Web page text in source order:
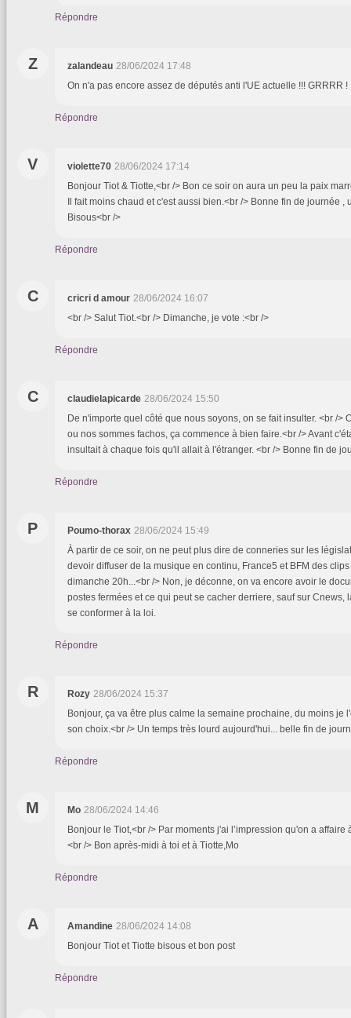
Répondre
Z zalandeau 28/06/2024 17:48
On n'a pas encore assez de députés anti l'UE actuelle !!! GRRRR !
Répondre
V violette70 28/06/2024 17:14
Bonjour Tiot & Tiotte,<br /> Bon ce soir on aura un peu la paix
Il fait moins chaud et c'est aussi bien.<br /> Bonne fin de journée ,
Bisous<br />
Répondre
C cricri d amour 28/06/2024 16:07
<br /> Salut Tiot.<br /> Dimanche, je vote :<br />
Répondre
C claudielapicarde 28/06/2024 15:50
De n'importe quel côté que nous soyons, on se fait insulter. <br />
ou nos sommes fachos, ça commence à bien faire.<br /> Avant
insultait à chaque fois qu'il allait à l'étranger. <br /> Bonne fin de
Répondre
P Poumo-thorax 28/06/2024 15:49
À partir de ce soir, on ne peut plus dire de conneries sur les
devoir diffuser de la musique en continu, France5 et BFM des
dimanche 20h...<br /> Non, je déconne, on va encore avoir le
postes fermées et ce qui peut se cacher derriere, sauf sur Cnews,
se conformer à la loi.
Répondre
R Rozy 28/06/2024 15:37
Bonjour, ça va être plus calme la semaine prochaine, du moins je
son choix.<br /> Un temps très lourd aujourd'hui... belle fin de
Répondre
M Mo 28/06/2024 14:46
Bonjour le Tiot,<br /> Par moments j'ai l’impression qu'on a affaire
<br /> Bon après-midi à toi et à Tiotte,Mo
Répondre
A Amandine 28/06/2024 14:08
Bonjour Tiot et Tiotte bisous et bon post
Répondre